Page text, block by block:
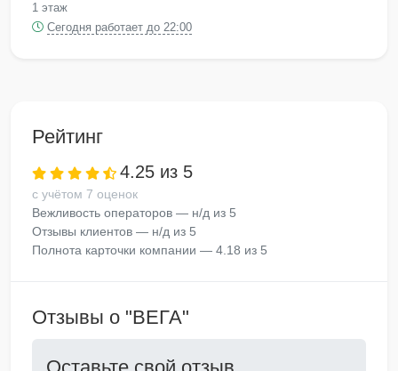
1 этаж
Сегодня работает до 22:00
Рейтинг
4.25 из 5
с учётом 7 оценок
Вежливость операторов — н/д из 5
Отзывы клиентов — н/д из 5
Полнота карточки компании — 4.18 из 5
Отзывы о "ВЕГА"